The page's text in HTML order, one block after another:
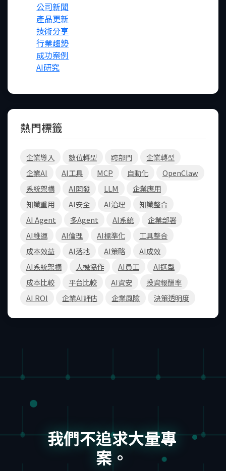
公司新聞
產品更新
技術分享
行業趨勢
成功案例
AI研究
熱門標籤
企業導入 數位轉型 跨部門
企業轉型
企業AI
AI工具 MCP 自動化
OpenClaw
系統架構
AI開發 LLM
企業應用
知識重用
AI安全 AI治理
知識整合
AI Agent
多Agent AI系統
企業部署
AI維運
AI倫理 AI標準化
工具整合
成本效益
AI落地 AI策略
AI成效
AI系統架構
人機協作 AI員工
AI選型
成本比較
平台比較 AI資安
投資報酬率
AI ROI
企業AI評估 企業風險 決策透明度
我們不追求大量專
案。